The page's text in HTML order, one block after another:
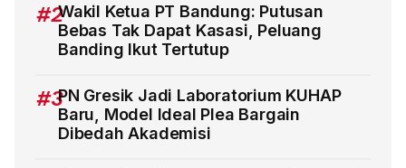
#2Wakil Ketua PT Bandung: Putusan
Bebas Tak Dapat Kasasi, Peluang
Banding Ikut Tertutup
#3PN Gresik Jadi Laboratorium KUHAP
Baru, Model Ideal Plea Bargain
Dibedah Akademisi